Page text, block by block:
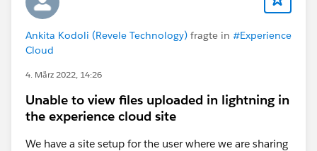
Ankita Kodoli (Revele Technology) fragte in #Experience
Cloud
4. März 2022, 14:26
Unable to view files uploaded in lightning in
the experience cloud site
We have a site setup for the user where we are sharing